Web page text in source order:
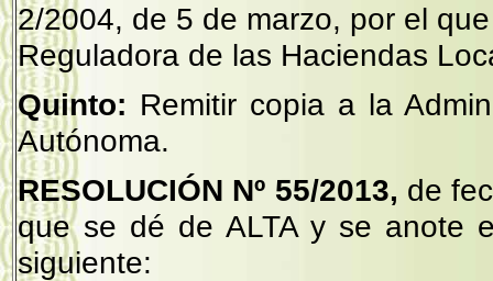
2/2004, de 5 de marzo, por el
Reguladora de las Haciendas
Quinto: Remitir copia a la
Autónoma.
RESOLUCIÓN Nº 55/2013, de
que se dé de ALTA y se anote
siguiente: